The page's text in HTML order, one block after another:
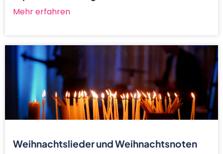
Mehr erfahren
Weihnachtslieder und Weihnachtsnoten